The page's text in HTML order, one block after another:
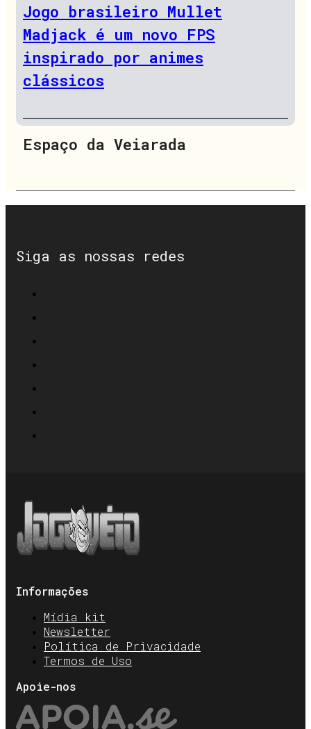
Jogo brasileiro Mullet
Madjack é um novo FPS
inspirado por animes
clássicos
Espaço da Veiarada
Siga as nossas redes
Informações
Mídia kit
Newsletter
Política de Privacidade
Termos de Uso
Apoie-nos